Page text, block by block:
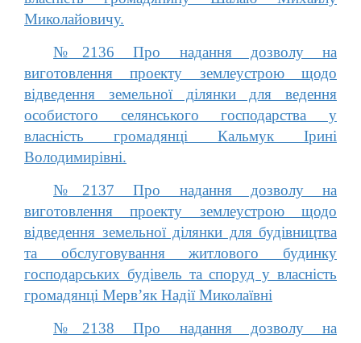
Миколайовичу.
№2136 Про надання дозволу на
виготовлення проекту землеустрою щодо
відведення земельної ділянки для ведення
особистого селянського господарства у
власність громадянці Кальмук Ірині
Володимирівні.
№2137 Про надання дозволу на
виготовлення проекту землеустрою щодо
відведення земельної ділянки для будівництва
та обслуговування житлового будинку
господарських будівель та споруд у власність
громадянці Мерв’як Надії Миколаївні
№2138 Про надання дозволу на